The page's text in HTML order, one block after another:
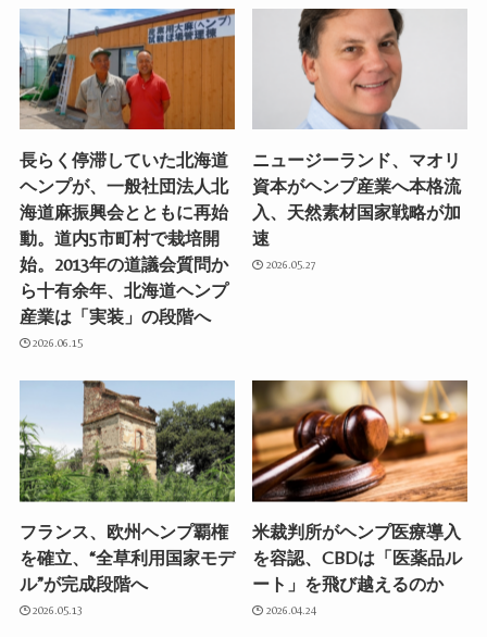
長らく停滞していた北海道
ヘンプが、一般社団法人北
海道麻振興会とともに再始
動。道内5市町村で栽培開
始。2013年の道議会質問か
ら十有余年、北海道ヘンプ
産業は「実装」の段階へ
2026.06.15
ニュージーランド、マオリ
資本がヘンプ産業へ本格流
入、天然素材国家戦略が加
速
2026.05.27
フランス、欧州ヘンプ覇権
を確立、“全草利用国家モデ
ル”が完成段階へ
2026.05.13
米裁判所がヘンプ医療導入
を容認、CBDは「医薬品ル
ート」を飛び越えるのか
2026.04.24